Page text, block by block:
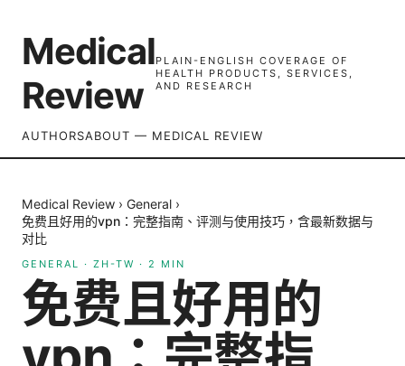
Medical
Review
PLAIN-ENGLISH COVERAGE OF
HEALTH PRODUCTS, SERVICES,
AND RESEARCH
AUTHORSABOUT — MEDICAL REVIEW
Medical Review › General ›
免费且好用的vpn：完整指南、评测与使用技巧，含最新数据与
对比
GENERAL · ZH-TW · 2 MIN
免费且好用的